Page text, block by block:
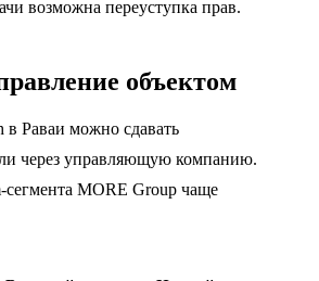
возможна переуступка прав.
объектом
в Раваи можно сдавать
через управляющую компанию.
сегмента MORE Group чаще